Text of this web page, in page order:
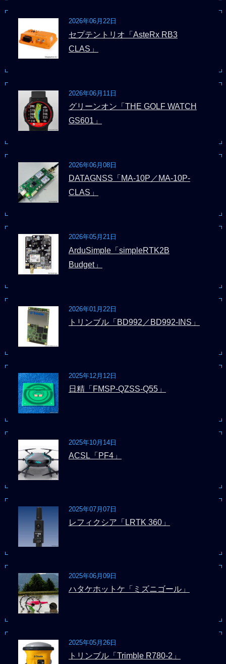
2026年06月22日
セプテントリオ「AsteRx RB3
CLAS」
2026年06月11日
グリーンオン「THE GOLF WATCH
GS601」
2026年06月08日
DATAGNSS「MA-10P／MA-10P-
CLAS」
2026年05月21日
ArduSimple「simpleRTK2B
Budget」
2026年01月22日
トリンブル「BD992／BD992-INS」
2025年12月12日
日精「FMSP-QZSS-Q55」
2025年10月14日
ACSL「PF4」
2025年07月07日
レフィクシア「LRTK 360」
2025年06月09日
ハタケホットケ「ミズニゴール」
2025年05月26日
トリンブル「Trimble R780-2」